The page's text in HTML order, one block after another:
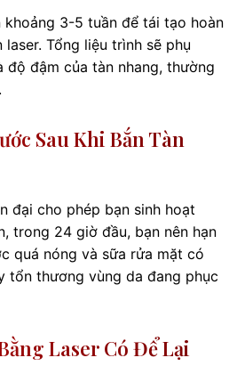
khoảng 3-5 tuần để tái tạo hoàn
Tổng liệu trình sẽ phụ
đậm của tàn nhang, thường
Sau Khi Bắn Tàn
đại cho phép bạn sinh hoạt
trong 24 giờ đầu, bạn nên hạn
quá nóng và sữa rửa mặt có
tổn thương vùng da đang phục
Laser Có Để Lại